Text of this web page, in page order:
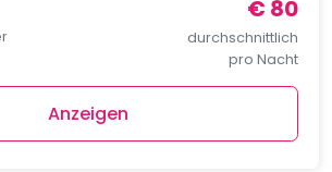
€ 80
durchschnittlich
pro Nacht
Anzeigen